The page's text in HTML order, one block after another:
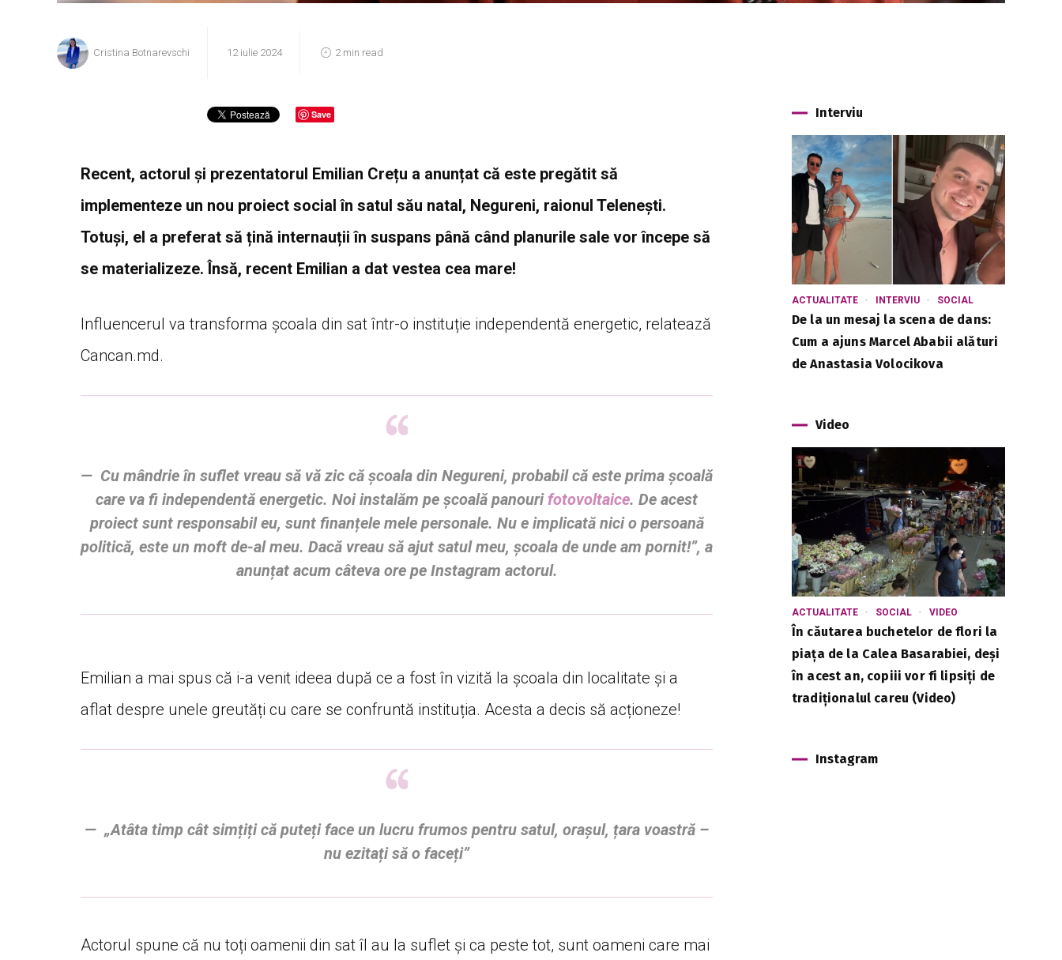
Cristina Botnarevschi 12 iulie 2024 2 min read
Save
Recent, actorul și prezentatorul Emilian Crețu a anunțat că este pregătit să
implementeze un nou proiect social în satul său natal, Negureni, raionul Telenești.
Totuși, el a preferat să țină internauții în suspans până când planurile sale vor începe să
se materializeze. Însă, recent Emilian a dat vestea cea mare!
Influencerul va transforma școala din sat într-o instituție independentă energetic, relatează
Cancan.md.
Cu mândrie în suflet vreau să vă zic că școala din Negureni, probabil că este prima școală
care va fi independentă energetic. Noi instalăm pe școală panourifotovoltaice. De acest
proiect sunt responsabil eu, sunt finanțele mele personale. Nu e implicată nici o persoană
politică, este un moft de-al meu. Dacă vreau să ajut satul meu, școala de unde am pornit!”, a
anunțat acum câteva ore pe Instagram actorul.
Emilian a mai spus că i-a venit ideea după ce a fost în vizită la școala din localitate și a
aflat despre unele greutăți cu care se confruntă instituția. Acesta a decis să acționeze!
„Atâta timp cât simțiți că puteți face un lucru frumos pentru satul, orașul, țara voastră –
nu ezitați să o faceți”
Actorul spune că nu toți oamenii din sat îl au la suflet și ca peste tot, sunt oameni care mai
Interviu
ACTUALITATE INTERVIU SOCIAL
De la un mesaj la scena de dans:
Cum a ajuns Marcel Ababii alături
de Anastasia Volocikova
Video
ACTUALITATE SOCIAL VIDEO
În căutarea buchetelor de flori la
piața de la Calea Basarabiei, deși
în acest an, copiii vor fi lipsiți de
tradiționalul careu (Video)
Instagram